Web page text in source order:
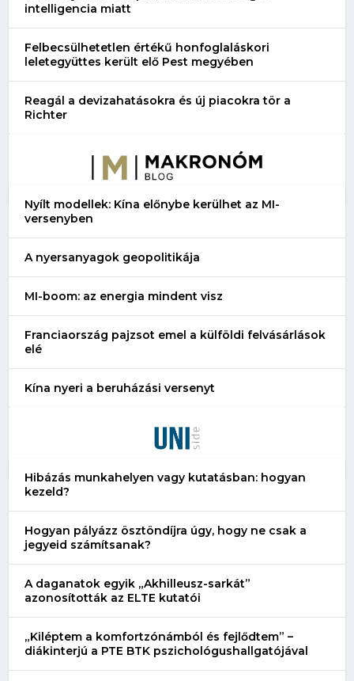
intelligencia miatt
Felbecsülhetetlen értékű honfoglaláskori
leletegyüttes került elő Pest megyében
Reagál a devizahatásokra és új piacokra tör a
Richter
Nyílt modellek: Kína előnybe kerülhet az MI-
versenyben
A nyersanyagok geopolitikája
MI-boom: az energia mindent visz
Franciaország pajzsot emel a külföldi felvásárlások
elé
Kína nyeri a beruházási versenyt
Hibázás munkahelyen vagy kutatásban: hogyan
kezeld?
Hogyan pályázz ösztöndíjra úgy, hogy ne csak a
jegyeid számítsanak?
A daganatok egyik „Akhilleusz-sarkát”
azonosították az ELTE kutatói
„Kiléptem a komfortzónámból és fejlődtem” –
diákinterjú a PTE BTK pszichológushallgatójával